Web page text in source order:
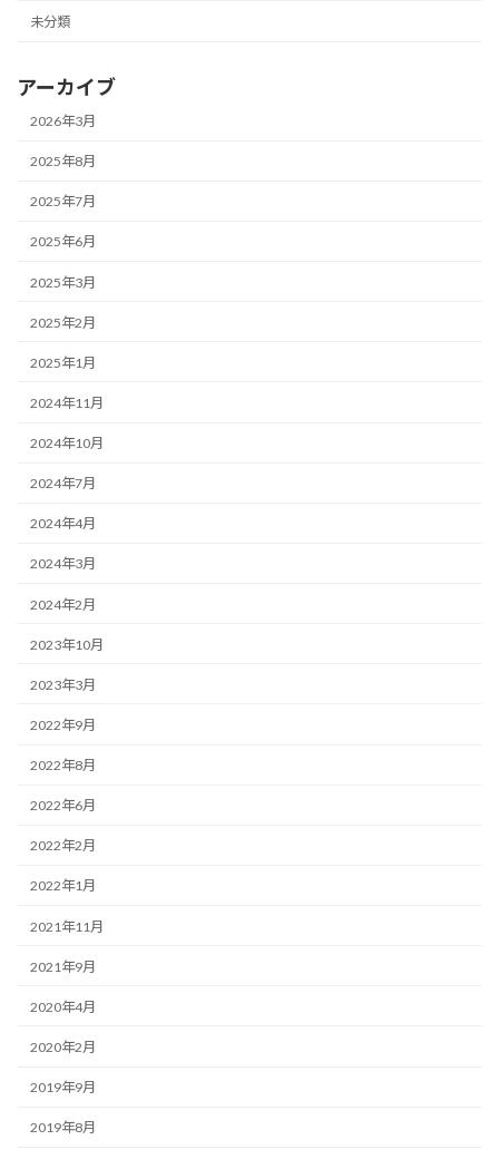
未分類
アーカイブ
2026年3月
2025年8月
2025年7月
2025年6月
2025年3月
2025年2月
2025年1月
2024年11月
2024年10月
2024年7月
2024年4月
2024年3月
2024年2月
2023年10月
2023年3月
2022年9月
2022年8月
2022年6月
2022年2月
2022年1月
2021年11月
2021年9月
2020年4月
2020年2月
2019年9月
2019年8月